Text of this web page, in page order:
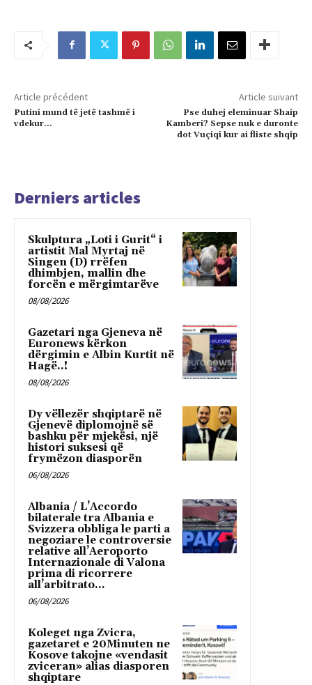
Article précédent
Putini mund të jetë tashmë i
vdekur…
Article suivant
Pse duhej eleminuar Shaip
Kamberi? Sepse nuk e duronte
dot Vuçiqi kur ai fliste shqip
Derniers articles
Skulptura „Loti i Gurit“ i
artistit Mal Myrtaj në
Singen (D) rrëfen
dhimbjen, mallin dhe
forcën e mërgimtarëve
08/08/2026
Gazetari nga Gjeneva në
Euronews kërkon
dërgimin e Albin Kurtit në
Hagë..!
08/08/2026
Dy vëllezër shqiptarë në
Gjenevë diplomojnë së
bashku për mjekësi, një
histori suksesi që
frymëzon diasporën
06/08/2026
Albania / L’Accordo
bilaterale tra Albania e
Svizzera obbliga le parti a
negoziare le controversie
relative all’Aeroporto
Internazionale di Valona
prima di ricorrere
all’arbitrato...
06/08/2026
Koleget nga Zvicra,
gazetaret e 20Minuten ne
Kosove takojne «vendasit
zviceran» alias diasporen
shqiptare